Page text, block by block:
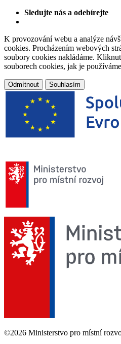
Sledujte nás a odebírejte
K provozování webu a analýze
cookies. Procházením webových
soubory cookies nakládáme.
souborech cookies, jak je
Odmítnout Souhlasím
©2026 Ministerstvo pro místní